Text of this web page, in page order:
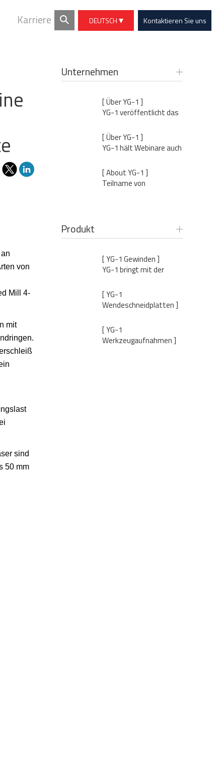
Karriere DEUTSCH Kontaktieren Sie uns
von
Mill 4-
mit
sind
50 mm
Unternehmen
[ Über YG-1 ]
YG-1 veröffentlicht das
'For Better Tomorrow'
Vol.43
[ Über YG-1 ]
YG-1 hält Webinare auch
Vertriebsbüros, Agenten
und Endkunden
[ About YG-1 ]
Teilname von
Produkt
[ YG-1 Gewinden ]
YG-1 bringt mit der
[ YG-1
Wendeschneidplatten ]
[ YG-1
Werkzeugaufnahmen ]